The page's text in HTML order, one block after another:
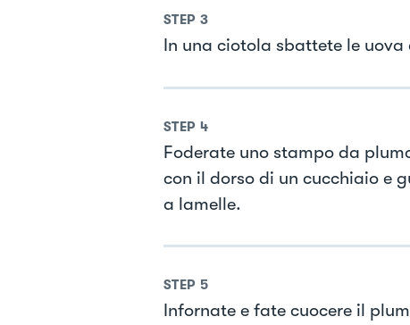
STEP 3
In una ciotola sbattete le
STEP 4
Foderate uno stampo da
con il dorso di un cucchiaio e
a lamelle.
STEP 5
Infornate e fate cuocere il